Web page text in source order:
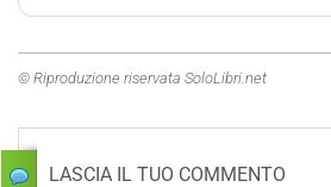
© Riproduzione riservata SoloLibri.net
LASCIA IL TUO COMMENTO